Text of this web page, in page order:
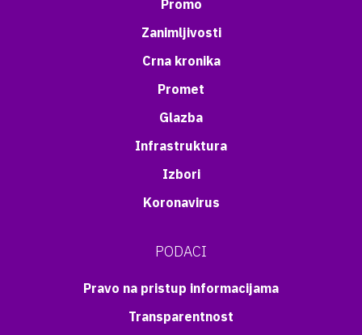
Promo
Zanimljivosti
Crna kronika
Promet
Glazba
Infrastruktura
Izbori
Koronavirus
PODACI
Pravo na pristup informacijama
Transparentnost